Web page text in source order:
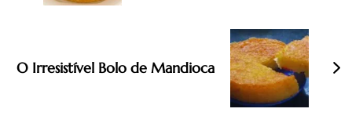
O Irresistível Bolo de Mandioca